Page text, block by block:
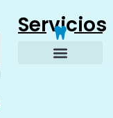
Servicios